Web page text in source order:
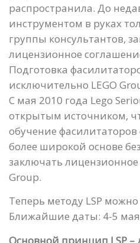
распространила. До
инструментом в руках
группы консультантов,
лицензионное
Подготовка
исключительно LEGO
С мая 2010 года Lego
открытым источником,
обучение
более широкой основе
заключать лицензионное
Group.
Теперь методу LSP
Ближайшие даты: 4-5
Основной принцип LSP